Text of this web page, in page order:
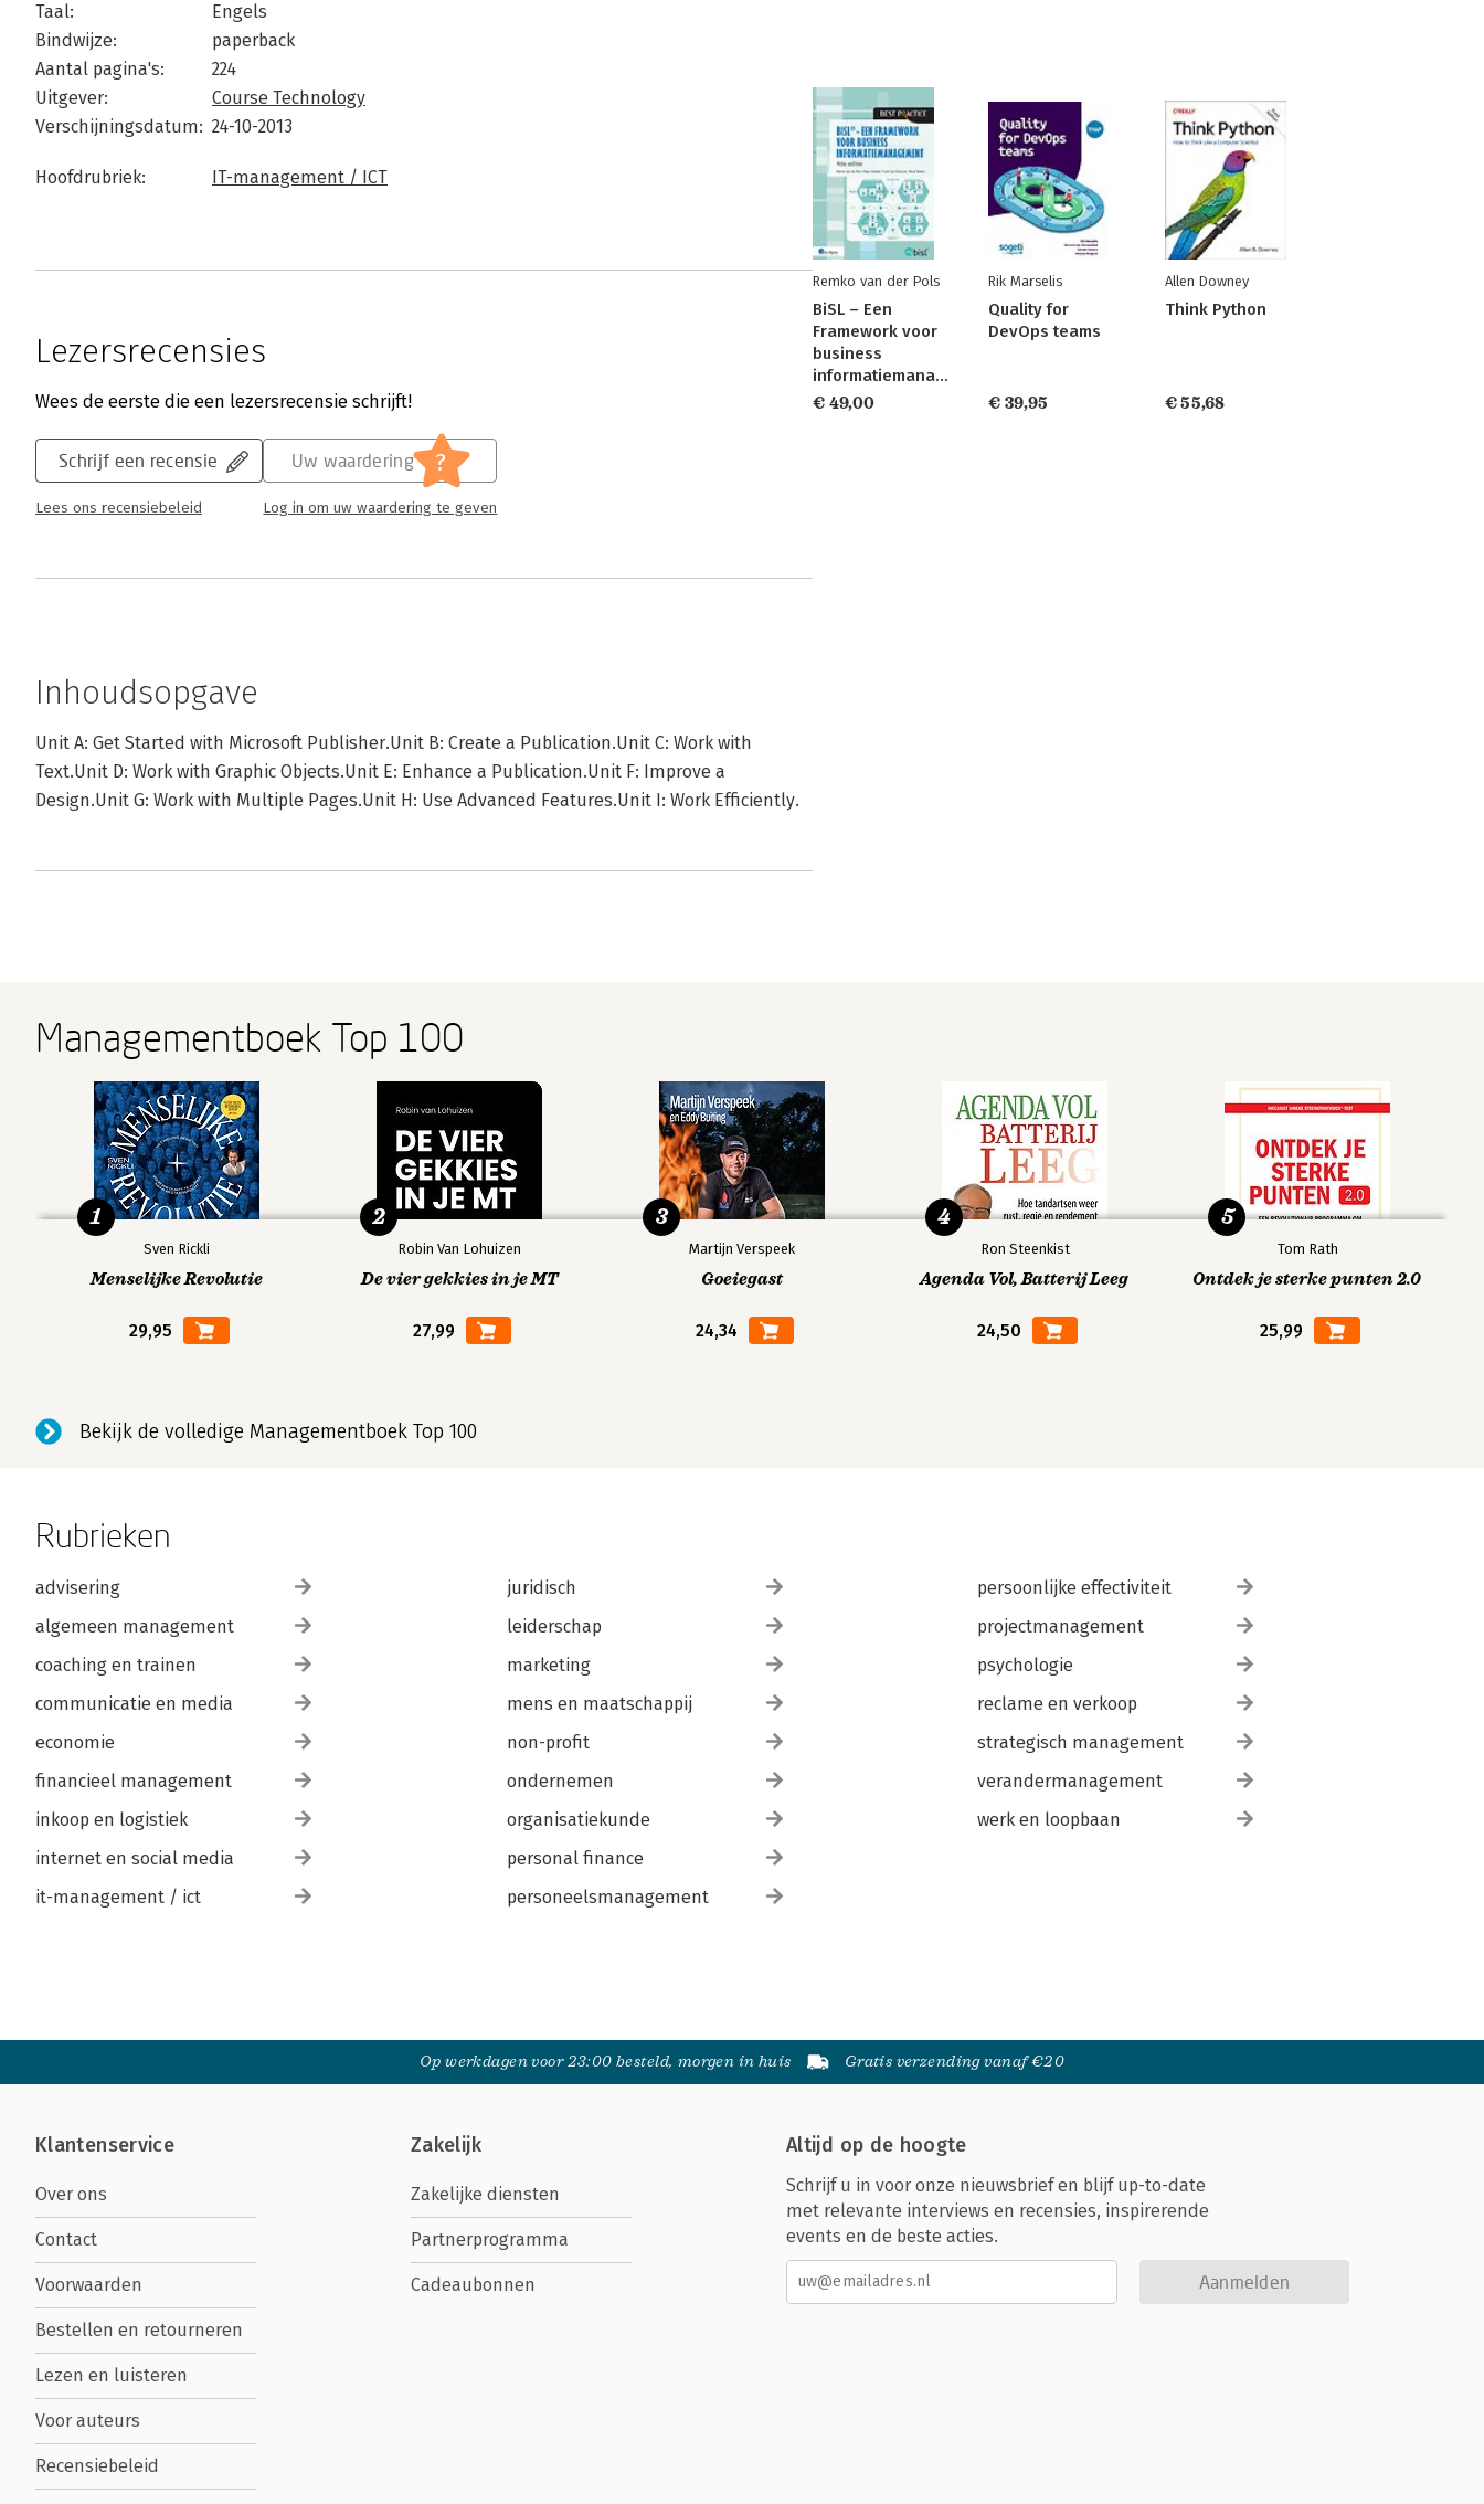
Taal:
Engels
Bindwijze:
paperback
Aantal pagina's:
224
Uitgever:
Course Technology
Verschijningsdatum: 24-10-2013
Hoofdrubriek: IT-management / ICT
Lezersrecensies
Wees de eerste die een lezersrecensie schrijft!
Schrijf een recensie
Lees ons recensiebeleid
Uw waardering ?
Log in om uw waardering te geven
Inhoudsopgave
Unit A: Get Started with Microsoft Publisher.Unit B: Create a Publication.Unit C: Work with
Text.Unit D: Work with Graphic Objects.Unit E: Enhance a Publication.Unit F: Improve a
Design.Unit G: Work with Multiple Pages.Unit H: Use Advanced Features.Unit I: Work Efficiently.
Remko van der Pols
BiSL – Een
Framework voor
business
informatiemanagement
€ 49,00
Rik Marselis
Quality for
DevOps teams
€ 39,95
Allen Downey
Think Python
€ 55,68
Managementboek Top 100
Sven Rickli
Menselijke Revolutie
29,95
1
Robin Van Lohuizen
De vier gekkies in je MT
27,99
2
Martijn Verspeek
Goeiegast
24,34
3
Ron Steenkist
Agenda Vol, Batterij Leeg
24,50
4
Tom Rath
Ontdek je sterke punten 2.0
25,99
5
Bekijk de volledige Managementboek Top 100
Rubrieken
advisering
algemeen management
coaching en trainen
communicatie en media
economie
financieel management
inkoop en logistiek
internet en social media
it-management / ict
juridisch
leiderschap
marketing
mens en maatschappij
non-profit
ondernemen
organisatiekunde
personal finance
personeelsmanagement
persoonlijke effectiviteit
projectmanagement
psychologie
reclame en verkoop
strategisch management
verandermanagement
werk en loopbaan
Op werkdagen voor 23:00 besteld, morgen in huis Gratis verzending vanaf €20
Klantenservice
Over ons
Contact
Voorwaarden
Bestellen en retourneren
Lezen en luisteren
Voor auteurs
Recensiebeleid
Zakelijk
Zakelijke diensten
Partnerprogramma
Cadeaubonnen
Altijd op de hoogte
Schrijf u in voor onze nieuwsbrief en blijf up-to-date
met relevante interviews en recensies, inspirerende
events en de beste acties.
Aanmelden